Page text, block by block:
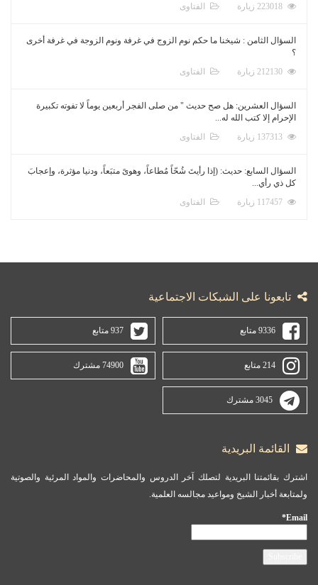
الفتاوى
السؤال الثامن : شيخنا ما حكم نوم الزوج في غرفة ونوم الزوجة في غرفة أخرى
؟
الفتاوى
السؤال العشرين: هل صح حديث " من صلى الفجر أربعين يوماً لا تفوته تكبيرة
الإحرام إلا كتب الله له...
الفتاوى
السؤال السابع: حديث: (إذا رأيتَ شُحّاً مُطاعاً، وهوىً متبَعاً، ودنيا مؤثرة، وإعجابَ
كل ذي رأي...
الفتاوى
تابعونا على الشبكات الاجتماعية
9336 متابع 937 متابع
214 متابع 74900 مشترك
3045 مشترك
القائمة البريدية
اشترك بقائمتنا البريدية لتصلك آخر الدروس والمحاضرات والمواد المرئية والصوتية
ولمتابعة أخبار الشيخ ومواعيد مجالسه العلمية.
Email*